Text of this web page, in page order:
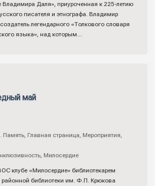
Владимира Даля», приуроченная к 225-летию
писателя и этнографа. Владимир
легендарного «Толкового словаря
языка», над которым…
май
Память, Главная страница, Мероприятия,
, Милосердие
клубе «Милосердие» библиотекарем
районной библиотеки им. Ф.П. Крюкова